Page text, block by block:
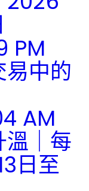
PM
中的
AM
｜每
日至